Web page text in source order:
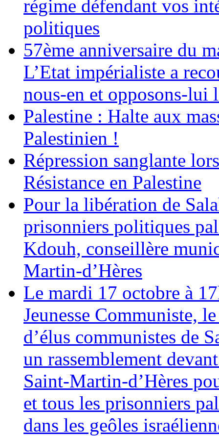
régime défendant vos
politiques
57ème anniversaire du
L’Etat impérialiste a
nous-en et opposons-lui
Palestine : Halte aux
Palestinien !
Répression sanglante
Résistance en Palestine
Pour la libération de
prisonniers politiques
Kdouh, conseillère
Martin-d’Hères
Le mardi 17 octobre à
Jeunesse Communiste,
d’élus communistes de
un rassemblement
Saint-Martin-d’Hères
et tous les prisonniers
dans les geôles